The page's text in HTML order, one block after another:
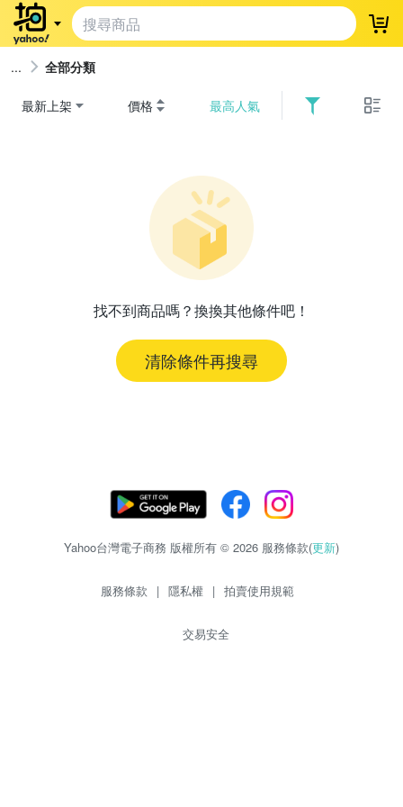
登
全部分類
最新上架 價格 最高人氣
找不到商品嗎？換換其他條件吧！
清除條件再搜尋
Yahoo台灣電子商務 版權所有 © 2026 服務條款(更新)
服務條款 | 隱私權 | 拍賣使用規範
交易安全